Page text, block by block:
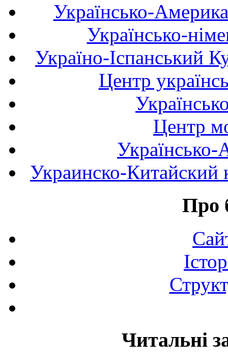
Українсько-
Українсько-
Україно-Іспанський
Центр
Центр
Українсько-
Украинско-Китайский
Про
Читальні